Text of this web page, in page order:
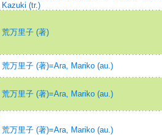
Kazuki (tr.)
荒万里子 (著)
荒万里子 (著)=Ara, Mariko (au.)
荒万里子 (著)=Ara, Mariko (au.)
荒万里子 (著)=Ara, Mariko (au.)